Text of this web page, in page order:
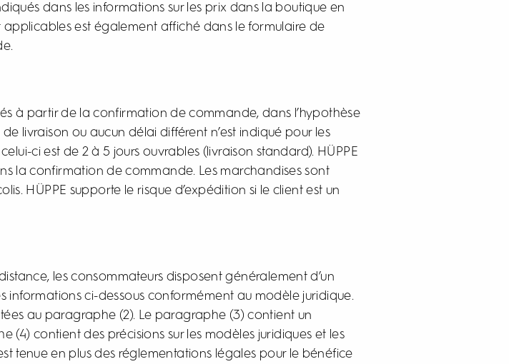
dans les informations sur les prix dans la boutique en
applicables est également affiché dans le formulaire de
à partir de la confirmation de commande, dans l’hypothèse
livraison ou aucun délai différent n’est indiqué pour les
ci est de 2 à 5 jours ouvrables (livraison standard). HÜPPE
la confirmation de commande. Les marchandises sont
HÜPPE supporte le risque d’expédition si le client est un
les consommateurs disposent généralement d’un
informations ci-dessous conformément au modèle juridique.
au paragraphe (2). Le paragraphe (3) contient un
contient des précisions sur les modèles juridiques et les
tenue en plus des réglementations légales pour le bénéfice